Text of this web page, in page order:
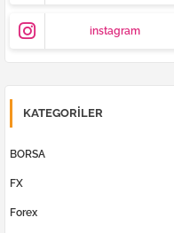
instagram
KATEGORILER
BORSA
FX
Forex